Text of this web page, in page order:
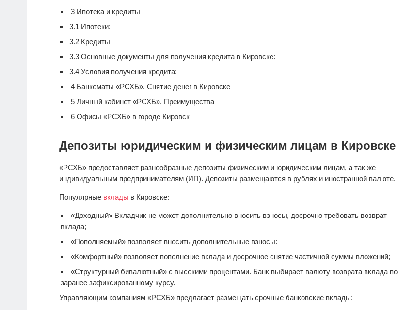
3 Ипотека и кредиты
3.1 Ипотеки:
3.2 Кредиты:
3.3 Основные документы для получения кредита в Кировске:
3.4 Условия получения кредита:
4 Банкоматы «РСХБ». Снятие денег в Кировске
5 Личный кабинет «РСХБ». Преимущества
6 Офисы «РСХБ» в городе Кировск
Депозиты юридическим и физическим лицам в Кировске
«РСХБ» предоставляет разнообразные депозиты физическим и юридическим лицам, а так же
индивидуальным предпринимателям (ИП). Депозиты размещаются в рублях и иностранной валюте.
Популярные вклады в Кировске:
«Доходный» Вкладчик не может дополнительно вносить взносы, досрочно требовать возврат
вклада;
«Пополняемый» позволяет вносить дополнительные взносы:
«Комфортный» позволяет пополнение вклада и досрочное снятие частичной суммы вложений;
«Структурный бивалютный» с высокими процентами. Банк выбирает валюту возврата вклада по
заранее зафиксированному курсу.
Управляющим компаниям «РСХБ» предлагает размещать срочные банковские вклады: